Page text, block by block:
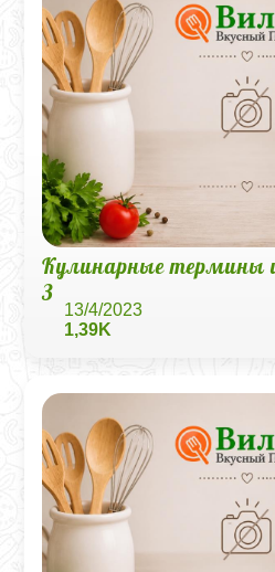
Кулинарные термины
З
13/4/2023
1,39K